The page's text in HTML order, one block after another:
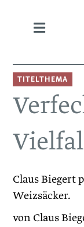
TITELTHEMA
Claus Biegert
Weizsäcker.
von Claus